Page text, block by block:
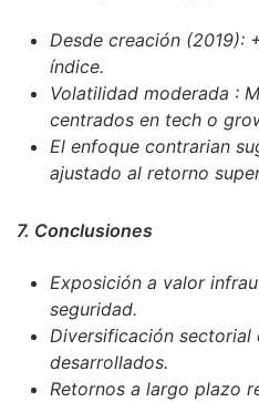
Desde creación (2019):
índice.
Volatilidad moderada :
centrados en tech o
El enfoque contrarian
ajustado al retorno
7. Conclusiones
Exposición a valor
seguridad.
Diversificación sectorial
desarrollados.
Retornos a largo plazo